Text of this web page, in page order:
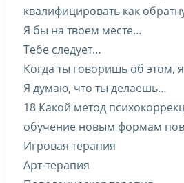
квалифицировать как
Я бы на твоем месте…
Тебе следует…
Когда ты говоришь об этом,
Я думаю, что ты делаешь…
18 Какой метод
обучение новым формам
Игровая терапия
Арт-терапия